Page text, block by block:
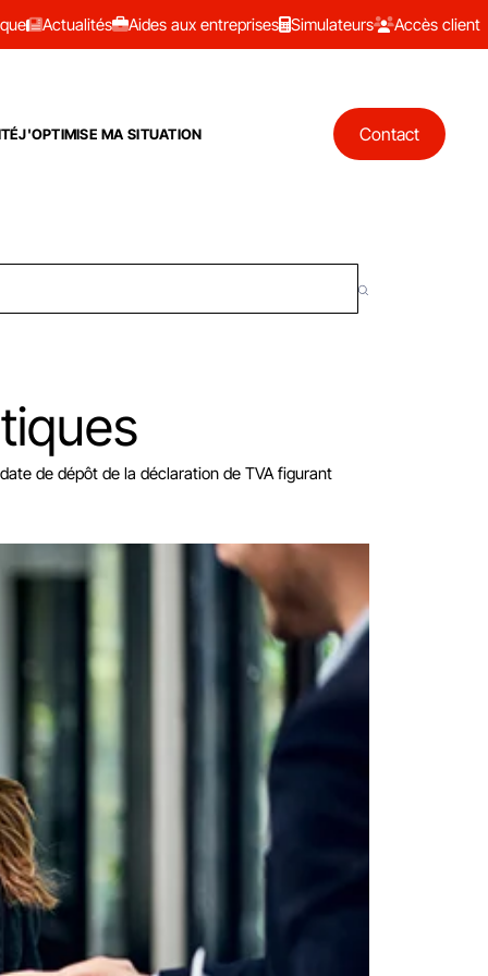
Actualités Aides aux entreprises Simulateurs Accès client
J'OPTIMISE MA SITUATION Contact
de dépôt de la déclaration de TVA figurant